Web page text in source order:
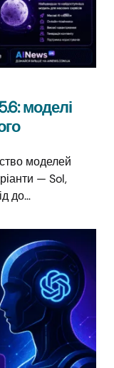
моделі
моделей
— Sol,
до…